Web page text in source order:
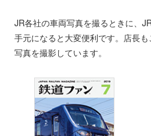
JR各社の車両写真を撮るときに、
手元になると大変便利です。店長
写真を撮影しています。